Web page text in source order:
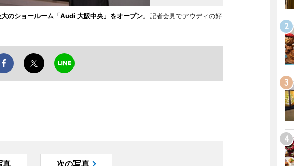
のショールーム「Audi 大阪中央」をオープン。記者会見でアウディの好
真 次の写真